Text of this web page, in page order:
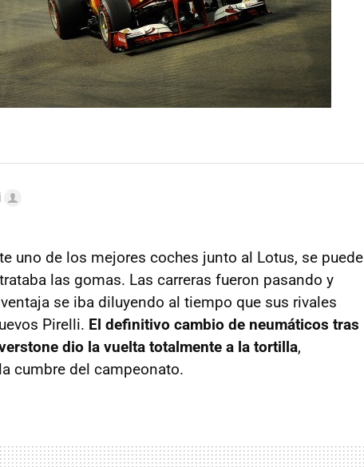
uno de los mejores coches junto al Lotus, se puede
las gomas. Las carreras fueron pasando y
se iba diluyendo al tiempo que sus rivales
Pirelli. El definitivo cambio de neumáticos tras
dio la vuelta totalmente a la tortilla,
cumbre del campeonato.